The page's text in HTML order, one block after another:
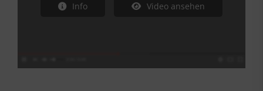
Info Video ansehen